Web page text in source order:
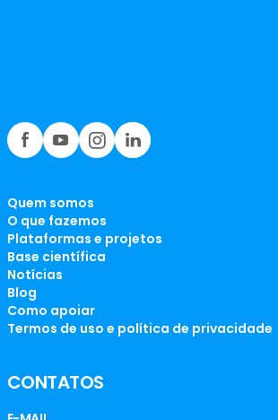
Quem somos
O que fazemos
Plataformas e projetos
Base científica
Notícias
Blog
Como apoiar
Termos de uso e política de privacidade
CONTATOS